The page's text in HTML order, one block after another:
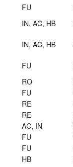
FU
IN, AC, HB
IN, AC, HB
FU
RO
FU
RE
RE
AC, IN
FU
FU
HB